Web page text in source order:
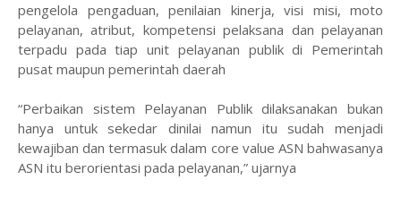
pengelola pengaduan, penilaian kinerja, visi misi, moto
pelayanan, atribut, kompetensi pelaksana dan pelayanan
terpadu pada tiap unit pelayanan publik di Pemerintah
pusat maupun pemerintah daerah
“Perbaikan sistem Pelayanan Publik dilaksanakan bukan
hanya untuk sekedar dinilai namun itu sudah menjadi
kewajiban dan termasuk dalam core value ASN bahwasanya
ASN itu berorientasi pada pelayanan,” ujarnya